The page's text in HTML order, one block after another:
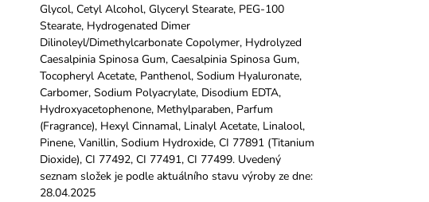
Glycol, Cetyl Alcohol, Glyceryl Stearate, PEG-100
Stearate, Hydrogenated Dimer
Dilinoleyl/Dimethylcarbonate Copolymer, Hydrolyzed
Caesalpinia Spinosa Gum, Caesalpinia Spinosa Gum,
Tocopheryl Acetate, Panthenol, Sodium Hyaluronate,
Carbomer, Sodium Polyacrylate, Disodium EDTA,
Hydroxyacetophenone, Methylparaben, Parfum
(Fragrance), Hexyl Cinnamal, Linalyl Acetate, Linalool,
Pinene, Vanillin, Sodium Hydroxide, CI 77891 (Titanium
Dioxide), CI 77492, CI 77491, CI 77499. Uvedený
seznam složek je podle aktuálního stavu výroby ze dne:
28.04.2025